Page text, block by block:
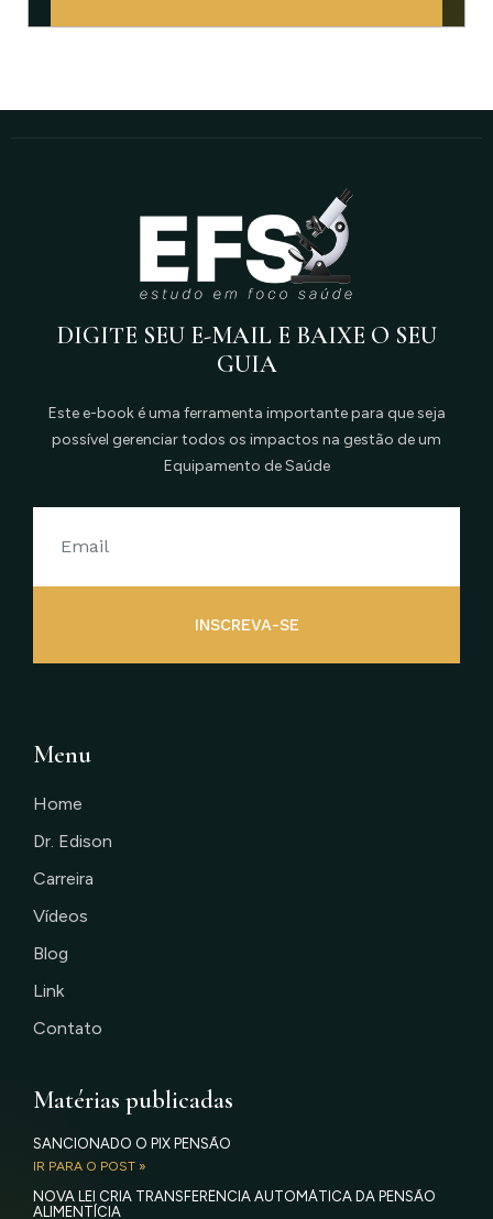
DIGITE SEU E-MAIL E BAIXE O SEU
GUIA
Este e-book é uma ferramenta importante para que seja
possível gerenciar todos os impactos na gestão de um
Equipamento de Saúde
INSCREVA-SE
Menu
Home
Dr. Edison
Carreira
Vídeos
Blog
Link
Contato
Matérias publicadas
SANCIONADO O PIX PENSÃO
IR PARA O POST »
NOVA LEI CRIA TRANSFERÊNCIA AUTOMÁTICA DA PENSÃO
ALIMENTÍCIA